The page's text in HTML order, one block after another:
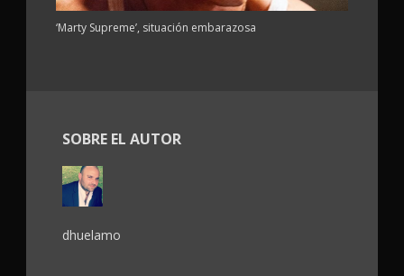
‘Marty Supreme’, situación embarazosa
SOBRE EL AUTOR
dhuelamo